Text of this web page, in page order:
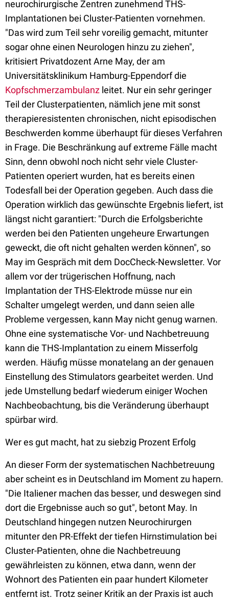
neurochirurgische Zentren zunehmend THS-
Implantationen bei Cluster-Patienten vornehmen.
"Das wird zum Teil sehr voreilig gemacht, mitunter
sogar ohne einen Neurologen hinzu zu ziehen",
kritisiert Privatdozent Arne May, der am
Universitätsklinikum Hamburg-Eppendorf die
Kopfschmerzambulanz leitet. Nur ein sehr geringer
Teil der Clusterpatienten, nämlich jene mit sonst
therapieresistenten chronischen, nicht episodischen
Beschwerden komme überhaupt für dieses Verfahren
in Frage. Die Beschränkung auf extreme Fälle macht
Sinn, denn obwohl noch nicht sehr viele Cluster-
Patienten operiert wurden, hat es bereits einen
Todesfall bei der Operation gegeben. Auch dass die
Operation wirklich das gewünschte Ergebnis liefert, ist
längst nicht garantiert: "Durch die Erfolgsberichte
werden bei den Patienten ungeheure Erwartungen
geweckt, die oft nicht gehalten werden können", so
May im Gespräch mit dem DocCheck-Newsletter. Vor
allem vor der trügerischen Hoffnung, nach
Implantation der THS-Elektrode müsse nur ein
Schalter umgelegt werden, und dann seien alle
Probleme vergessen, kann May nicht genug warnen.
Ohne eine systematische Vor- und Nachbetreuung
kann die THS-Implantation zu einem Misserfolg
werden. Häufig müsse monatelang an der genauen
Einstellung des Stimulators gearbeitet werden. Und
jede Umstellung bedarf wiederum einiger Wochen
Nachbeobachtung, bis die Veränderung überhaupt
spürbar wird.
Wer es gut macht, hat zu siebzig Prozent Erfolg
An dieser Form der systematischen Nachbetreuung
aber scheint es in Deutschland im Moment zu hapern.
"Die Italiener machen das besser, und deswegen sind
dort die Ergebnisse auch so gut", betont May. In
Deutschland hingegen nutzen Neurochirurgen
mitunter den PR-Effekt der tiefen Hirnstimulation bei
Cluster-Patienten, ohne die Nachbetreuung
gewährleisten zu können, etwa dann, wenn der
Wohnort des Patienten ein paar hundert Kilometer
entfernt ist. Trotz seiner Kritik an der Praxis ist auch